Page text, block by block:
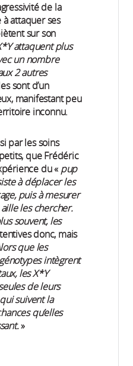
de la
attaquer ses
sur son
attaquent plus
un nombre
2 autres
sont d’un
manifestant peu
inconnu.
par les soins
que Frédéric
du « pup
à déplacer les
puis à mesurer
les chercher.
souvent, les
donc, mais
que les
intègrent
les X*Y
de leurs
suivent la
qu’elles
»